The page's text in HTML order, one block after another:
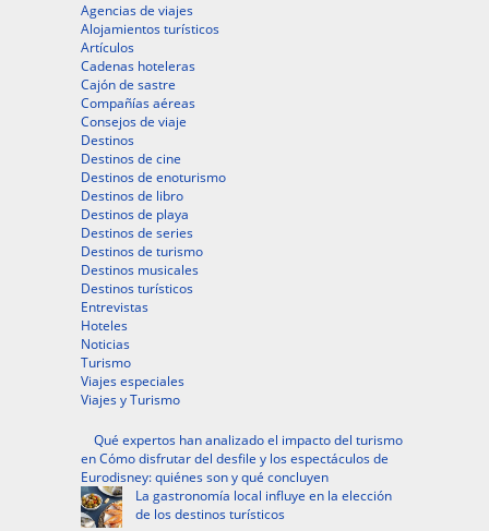
Agencias de viajes
Alojamientos turísticos
Artículos
Cadenas hoteleras
Cajón de sastre
Compañías aéreas
Consejos de viaje
Destinos
Destinos de cine
Destinos de enoturismo
Destinos de libro
Destinos de playa
Destinos de series
Destinos de turismo
Destinos musicales
Destinos turísticos
Entrevistas
Hoteles
Noticias
Turismo
Viajes especiales
Viajes y Turismo
Qué expertos han analizado el impacto del turismo
en Cómo disfrutar del desfile y los espectáculos de
Eurodisney: quiénes son y qué concluyen
La gastronomía local influye en la elección
de los destinos turísticos